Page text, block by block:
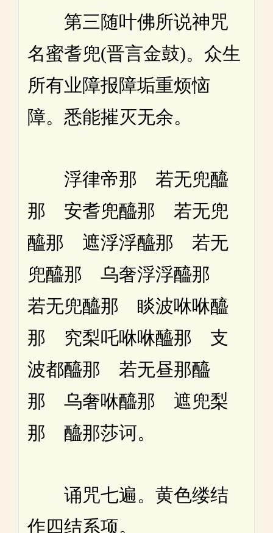
第三随叶佛所说神咒
名蜜耆兜(晋言金鼓)。众生
所有业障报障垢重烦恼
障。悉能摧灭无余。
浮律帝那 若无兜醯
那 安耆兜醯那 若无兜
醯那 遮浮浮醯那 若无
兜醯那 乌奢浮浮醯那
若无兜醯那 睒波咻咻醯
那 究梨吒咻咻醯那 支
波都醯那 若无昼那醯
那 乌奢咻醯那 遮兜梨
那 醯那莎诃。
诵咒七遍。黄色缕结
作四结系项。